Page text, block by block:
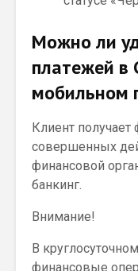
Можно ли
платежей в
мобильном
Клиент
совершенных
финансовой
банкинг.
Внимание!
В
финансовые